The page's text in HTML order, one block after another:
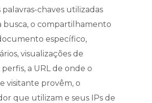
palavras-chaves utilizadas
busca, o compartilhamento
específico,
visualizações de
perfis, a URL de onde o
visitante provêm, o
que utilizam e seus IPs de